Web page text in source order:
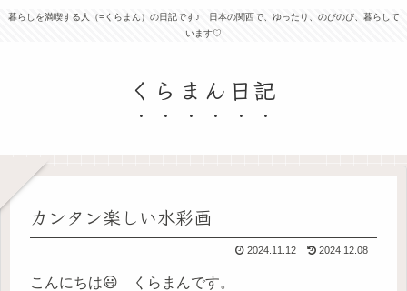
暮らしを満喫する人（=くらまん）の日記です♪ 日本の関西で、ゆったり、のびのび、暮らして
います♡
くらまん日記
カンタン楽しい水彩画
2024.11.12 2024.12.08
こんにちは😃 くらまんです。